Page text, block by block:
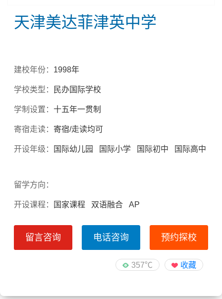
天津美达菲津英中学
建校年份： 1998年
学校类型： 民办国际学校
学制设置：十五年一贯制
寄宿走读： 寄宿/走读均可
开设年级： 国际幼儿园 国际小学 国际初中 国际高中
留学方向：
开设课程： 国家课程 双语融合 AP
留言咨询 电话咨询 预约探校
357℃ 收藏